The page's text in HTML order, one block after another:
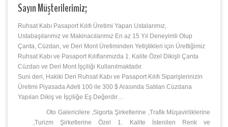
Sayın Müşterilerimiz;
Ruhsat Kabı Pasaport Kılıfı Üretimi Yapan Ustalarımız,
Ustabaşılarımız ve Makinacılarımız En az 15 Yıl Deneyimli Olup
Çanta, Cüzdan, ve Deri Mont Üretiminden Yetiştikleri için Ürettiğimiz
Ruhsat Kabı ve Pasaport Kılıflarımızda 1. Kalite Özel Dikişli Çanta
Cüzdan ve Deri Mont İşçiliği Kullanılmaktadır.
Suni deri, Hakiki Deri Ruhsat Kabı ve Pasaport Kılıfı Siparişlerinizin
Üretimi Piyasada Adeti 100 ile 300 $ Arasında Satılan Cüzdana
Yapılan Dikiş ve İşçiliğe Eş Değerdir…
Oto Galericilere ,Sigorta Şirketlerine ,Trafik Müşavirliklerine
,Turizm Şirketlerine Özel 1. Kalite İstenilen Renk ve